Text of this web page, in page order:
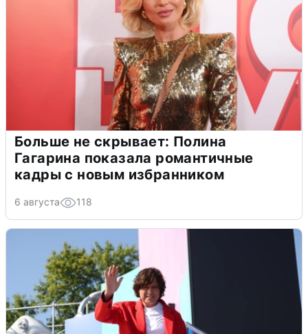
Больше не скрывает: Полина
Гагарина показала романтичные
кадры с новым избранником
6 августа 118